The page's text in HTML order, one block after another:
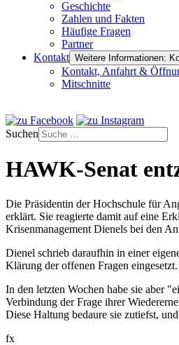
Geschichte
Zahlen und Fakten
Häufige Fragen
Partner
Kontakt Weitere Informationen:
Kontakt, Anfahrt &
Mitschnitte
Suchen
HAWK-Senat
Die Präsidentin der Hochschule für
erklärt. Sie reagierte damit auf eine
Krisenmanagement Dienels bei den
Dienel schrieb daraufhin in einer
Klärung der offenen Fragen
In den letzten Wochen habe sie aber
Verbindung der Frage ihrer
Diese Haltung bedaure sie zutiefst,
fx